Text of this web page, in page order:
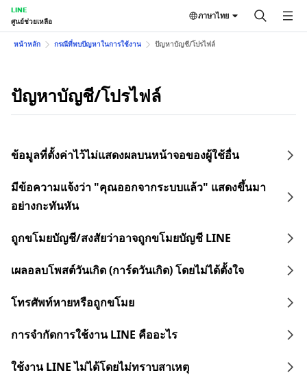
LINE
ศูนย์ช่วยเหลือ
ภาษาไทย
หน้าหลัก กรณีที่พบปัญหาในการใช้งาน ปัญหาบัญชี/โปรไฟล์
ปัญหาบัญชี/โปรไฟล์
ข้อมูลที่ตั้งค่าไว้ไม่แสดงผลบนหน้าจอของผู้ใช้อื่น
มีข้อความแจ้งว่า "คุณออกจากระบบแล้ว" แสดงขึ้นมา
อย่างกะทันหัน
ถูกขโมยบัญชี/สงสัยว่าอาจถูกขโมยบัญชี LINE
เผลอลบโพสต์วันเกิด (การ์ดวันเกิด) โดยไม่ได้ตั้งใจ
โทรศัพท์หายหรือถูกขโมย
การจำกัดการใช้งาน LINE คืออะไร
ใช้งาน LINE ไม่ได้โดยไม่ทราบสาเหตุ